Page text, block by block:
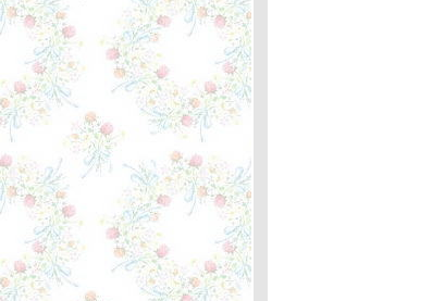
ตะพาบ หลักกิโลเมตรที่ 353
Peace Train - Cat Stevens
... ตะพาบหลักกิโลเมตรที่ 352
Just the Way You Are - Billy
Joel ... ความหมา
The Load Out / Stay -
Jackson Browne /
Rosemary Butler, Lindley ...
ความหมา
When You Love Someone -
Bryan Adams ... ตะภาพหลัก
กิโลเมตรที่ 351 ตัวประหลาด
The Fairest of the Seasons
- Nico ... ความหมา
This I Promise You - NSYNC